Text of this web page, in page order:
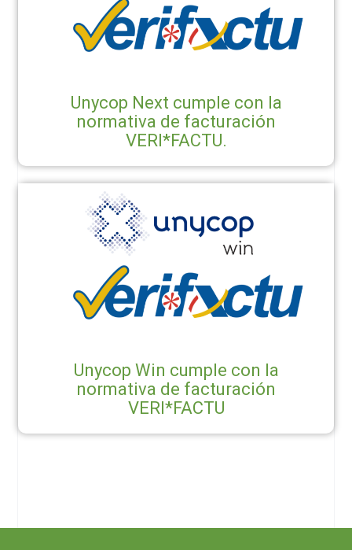
Unycop Next cumple con la
normativa de facturación
VERI*FACTU.
Unycop Win cumple con la
normativa de facturación
VERI*FACTU